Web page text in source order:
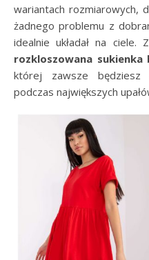
wariantach rozmiarowych,
żadnego problemu z
idealnie układał na ciele.
rozkloszowana
której zawsze będziesz
podczas największych